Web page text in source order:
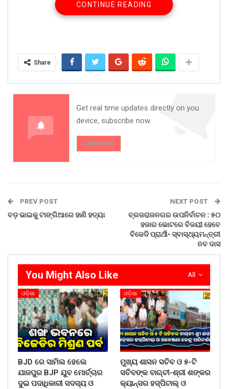
ଅଭିଯୁକ୍ତ ଦିଲ୍ଲୀପ ଭୋଇ ଓ ତାର ସହଯୋଗୀକୁ ଗିରଫ କରିଛି।
ସେମାନଙ୍କୁ ପଚରାଉଚରା ଜାରି ରଖିଛି ପୋଲିସ ।
WhatsApp
CONTINUE READING
Share
Get real time updates directly on you
device, subscribe now.
Subscribe
PREV POST
ବଡ଼ ଭାଇକୁ ଟାଙ୍ଗିଆରେ ହାଣି ହତ୍ୟା
NEXT POST
ବ୍ରଜରାଜନଗର ଉପନିର୍ବାଚନ : ୫୦
ହଜାର ଭୋଟରେ ବିଜୟୀ ହେବେ
ବିଜେଡି ପ୍ରାର୍ଥୀ- ସ୍ବାସ୍ଥ୍ୟମନ୍ତ୍ରୀ
ନବ ଦାସ
All
You Might Also Like
ଓଡ଼ିଶା
BJD ରେ ସାମିଲ ହେଲେ
ଯାଜପୁର BJP ଯୁବ ମୋର୍ଚ୍ଚାର
ଦୁଇ ପଦାଧିକାରୀ ସଦସ୍ୟ ଓ
ଓଡ଼ିଶା
ମୁଖ୍ୟ ଶାସନ ସଚିବ ଓ ୫-ଟି
ସଚିବଙ୍କ ବାଗ୍‌ଚୀ-ଶ୍ରୀ ଶଙ୍କର
କ୍ୟାନ୍‌ସର ହସ୍‌ପିଟାଲ୍‌ ଓ